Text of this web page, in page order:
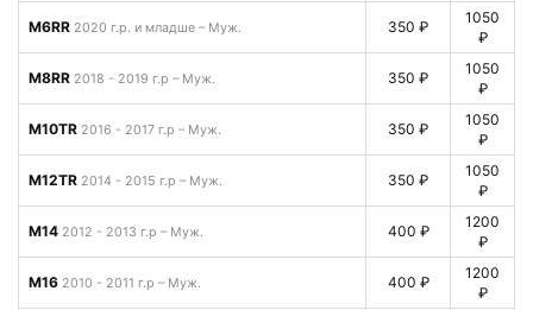
М6RR 2020 г.р. и младше – Муж. 350 ₽
1050
₽
М8RR 2018 - 2019 г.р – Муж. 350 ₽
1050
₽
М10TR 2016 - 2017 г.р – Муж. 350 ₽
1050
₽
М12TR 2014 - 2015 г.р – Муж. 350 ₽
1050
₽
М14 2012 - 2013 г.р – Муж. 400 ₽
1200
₽
М16 2010 - 2011 г.р – Муж. 400 ₽
1200
₽